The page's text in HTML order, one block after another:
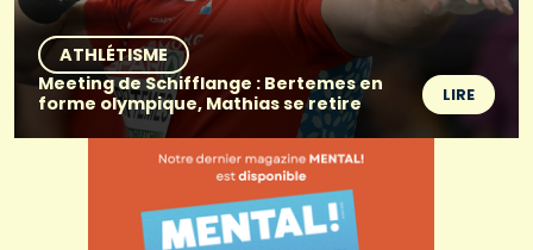
ATHLÉTISME
Meeting de Schifflange : Bertemes en
forme olympique, Mathias se retire
LIRE